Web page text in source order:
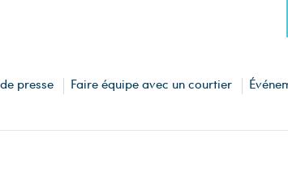
presse Faire équipe avec un courtier